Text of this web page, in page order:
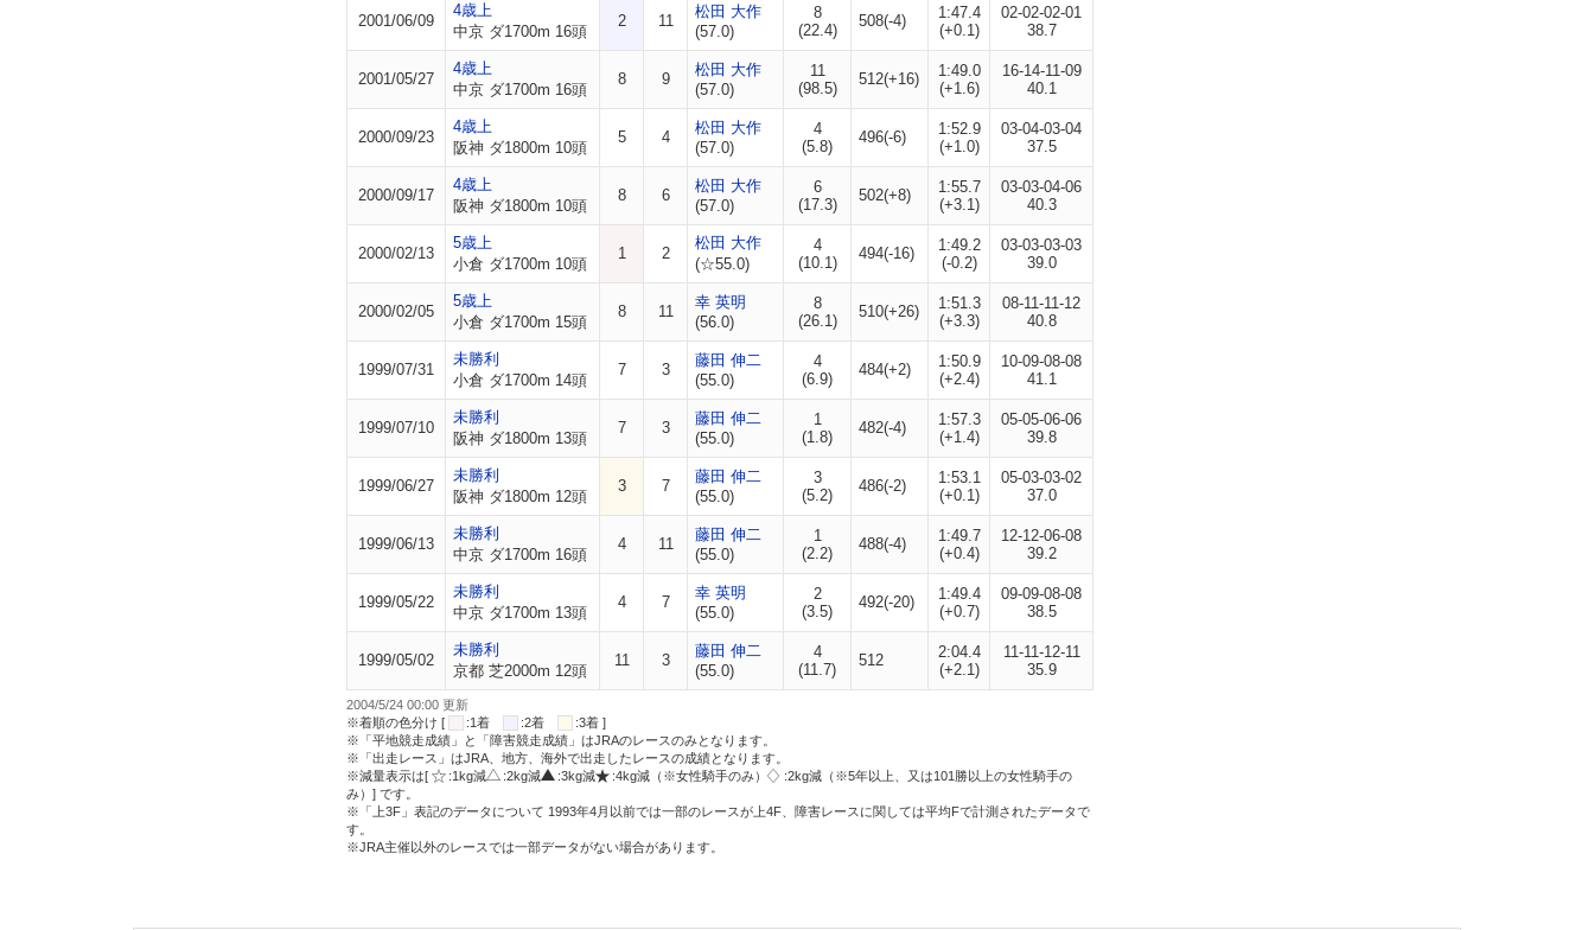
2001/06/09
4歳上
中京 ダ1700m 16頭
2 11
松田 大作
(57.0)
8
(22.4)
508(-4)
1:47.4
(+0.1)
02-02-02-01
38.7
2001/05/27
4歳上
中京 ダ1700m 16頭
8 9
松田 大作
(57.0)
11
(98.5)
512(+16)
1:49.0
(+1.6)
16-14-11-09
40.1
2000/09/23
4歳上
阪神 ダ1800m 10頭
5 4
松田 大作
(57.0)
4
(5.8)
496(-6)
1:52.9
(+1.0)
03-04-03-04
37.5
2000/09/17
4歳上
阪神 ダ1800m 10頭
8 6
松田 大作
(57.0)
6
(17.3)
502(+8)
1:55.7
(+3.1)
03-03-04-06
40.3
2000/02/13
5歳上
小倉 ダ1700m 10頭
1 2
松田 大作
(☆55.0)
4
(10.1)
494(-16)
1:49.2
(-0.2)
03-03-03-03
39.0
2000/02/05
5歳上
小倉 ダ1700m 15頭
8 11
幸 英明
(56.0)
8
(26.1)
510(+26)
1:51.3
(+3.3)
08-11-11-12
40.8
1999/07/31
未勝利
小倉 ダ1700m 14頭
7 3
藤田 伸二
(55.0)
4
(6.9)
484(+2)
1:50.9
(+2.4)
10-09-08-08
41.1
1999/07/10
未勝利
阪神 ダ1800m 13頭
7 3
藤田 伸二
(55.0)
1
(1.8)
482(-4)
1:57.3
(+1.4)
05-05-06-06
39.8
1999/06/27
未勝利
阪神 ダ1800m 12頭
3 7
藤田 伸二
(55.0)
3
(5.2)
486(-2)
1:53.1
(+0.1)
05-03-03-02
37.0
1999/06/13
未勝利
中京 ダ1700m 16頭
4 11
藤田 伸二
(55.0)
1
(2.2)
488(-4)
1:49.7
(+0.4)
12-12-06-08
39.2
1999/05/22
未勝利
中京 ダ1700m 13頭
4 7
幸 英明
(55.0)
2
(3.5)
492(-20)
1:49.4
(+0.7)
09-09-08-08
38.5
1999/05/02
未勝利
京都 芝2000m 12頭
11 3
藤田 伸二
(55.0)
4
(11.7)
512
2:04.4
(+2.1)
11-11-12-11
35.9
2004/5/24 00:00 更新
※着順の色分け [
:1着 :2着
:3着 ]
※「平地競走成績」と「障害競走成績」はJRAのレースのみとなります。
※「出走レース」はJRA、地方、海外で出走したレースの成績となります。
※減量表示は[
:1kg減 :2kg減 :3kg減 :4kg減（※女性騎手のみ）
:2kg減（※5年以上、又は101勝以上の女性騎手の
み）] です。
※「上3F」表記のデータについて 1993年4月以前では一部のレースが上4F、障害レースに関しては平均Fで計測されたデータで
す。
※JRA主催以外のレースでは一部データがない場合があります。